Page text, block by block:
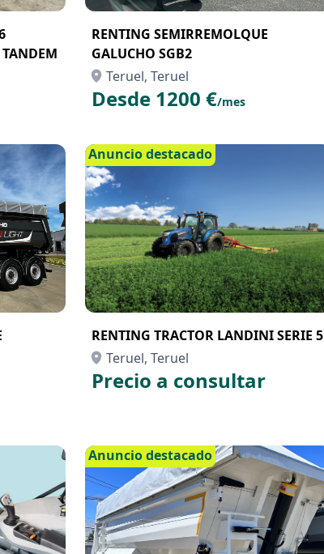
RENTING SEMIRREMOLQUE
GALUCHO SGB2
Teruel, Teruel
Desde 1200 €/mes
Anuncio destacado
RENTING TRACTOR LANDINI SERIE 5
Teruel, Teruel
Precio a consultar
Anuncio destacado